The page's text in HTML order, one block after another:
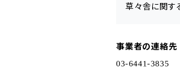
草々舎に関す
事業者の連絡先